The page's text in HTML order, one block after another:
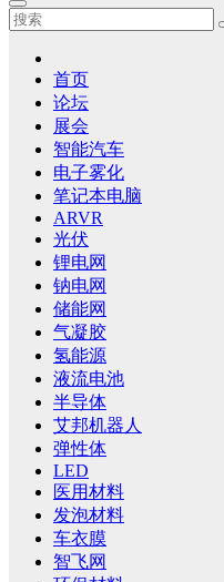
首页
论坛
展会
智能汽车
电子雾化
笔记本电脑
ARVR
光伏
锂电网
钠电网
储能网
气凝胶
氢能源
液流电池
半导体
艾邦机器人
弹性体
LED
医用材料
发泡材料
车衣膜
智飞网